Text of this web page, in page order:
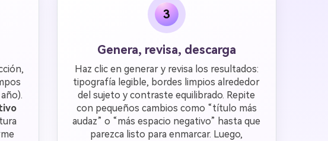
3
Genera, revisa, descarga
Haz clic en generar y revisa los resultados:
tipografía legible, bordes limpios alrededor
del sujeto y contraste equilibrado. Repite
con pequeños cambios como “título más
audaz” o “más espacio negativo” hasta que
parezca listo para enmarcar. Luego,